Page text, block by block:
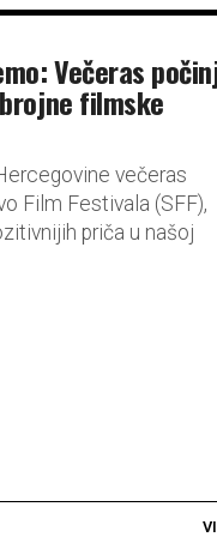
Večeras
filmske
večeras
Film Festivala (SFF),
priča u našoj